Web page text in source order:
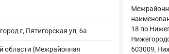
г, Пятигорская ул, 6а
области (Межрайонная
18 по
603009,